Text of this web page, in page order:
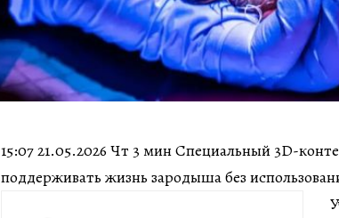
15:07 21.05.2026 Чт 3 мин Специальный 3D-
поддерживать жизнь зародыша без